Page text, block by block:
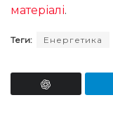
матеріалі.
Теги: Енергетика